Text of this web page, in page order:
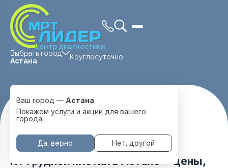
центр диагностики
Выбрать город
Астана
Круглосуточно
Ваш город — Астана
Покажем услуги и акции для вашего
города.
Да, верно Нет, другой
Главная Услуги и цены Kt-Grudnoy-Kletki
КТ Грудной клетки в Астане — цены,